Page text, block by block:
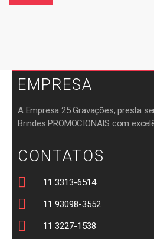
EMPRESA
A Empresa 25 Gravações, presta
Brindes PROMOCIONAIS com
CONTATOS
11 3313-6514
11 93098-3552
11 3227-1538